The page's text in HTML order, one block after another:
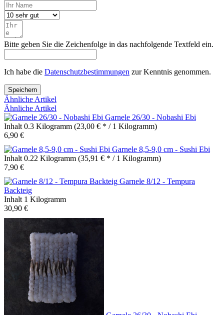
Bitte geben Sie die Zeichenfolge in das nachfolgende Textfeld ein.
Ich habe die Datenschutzbestimmungen zur Kenntnis genommen.
Speichern
Ähnliche Artikel
Ähnliche Artikel
Garnele 26/30 - Nobashi Ebi
Inhalt 0.3 Kilogramm (23,00 € * / 1 Kilogramm)
6,90 €
Garnele 8,5-9,0 cm - Sushi Ebi
Inhalt 0.22 Kilogramm (35,91 € * / 1 Kilogramm)
7,90 €
Garnele 8/12 - Tempura
Backteig
Inhalt 1 Kilogramm
30,90 €